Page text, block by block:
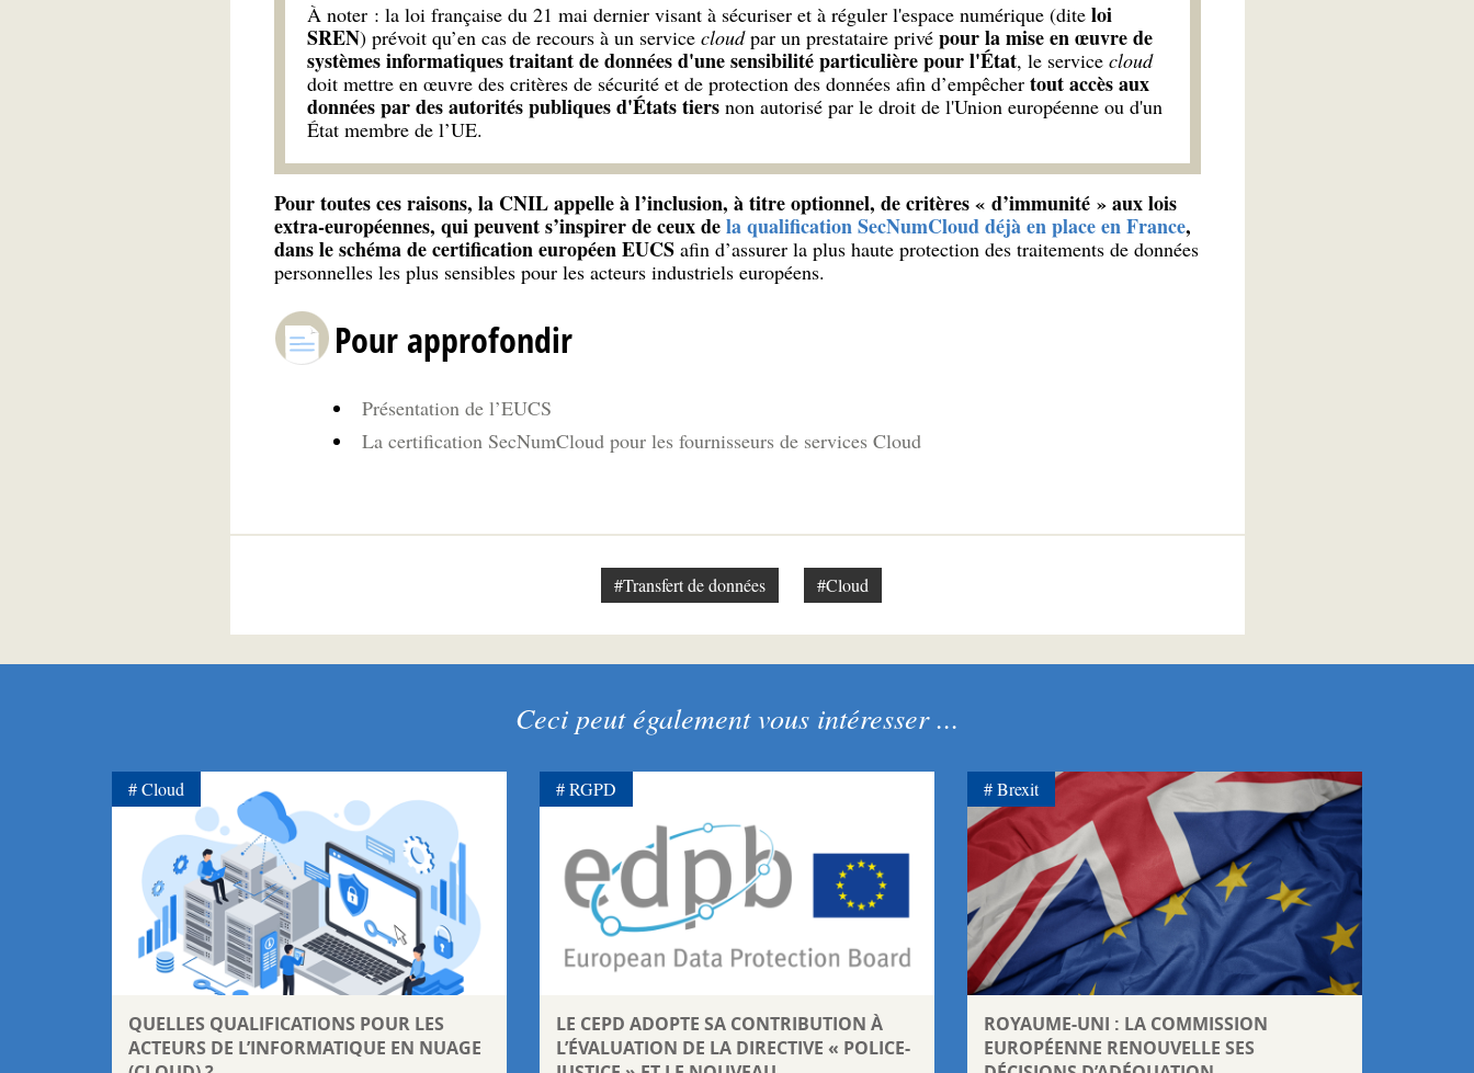
À noter : la loi française du 21 mai dernier visant à sécuriser et à réguler l'espace numérique (diteloi
SREN) prévoit qu’en cas de recours à un service cloudpar un prestataire privé pour la mise en œuvre de
systèmes informatiques traitant de données d'une sensibilité particulière pour l'État, le service cloud
doit mettre en œuvre des critères de sécurité et de protection des données afin d’empêcher tout accès aux
données par des autorités publiques d'États tiers non autorisé par le droit de l'Union européenne ou d'un
État membre de l’UE.
Pour toutes ces raisons, la CNIL appelle à l’inclusion, à titre optionnel, de critères « d’immunité » aux lois
extra-européennes, qui peuvent s’inspirer de ceux dela qualification SecNumCloud déjà en place en France,
dans le schéma de certification européen EUCSafin d’assurer la plus haute protection des traitements de données
personnelles les plus sensibles pour les acteurs industriels européens.
Pour approfondir
Présentation de l’EUCS
La certification SecNumCloud pour les fournisseurs de services Cloud
#Transfert de données #Cloud
Ceci peut également vous intéresser ...
QUELLES QUALIFICATIONS POUR LES
ACTEURS DE L’INFORMATIQUE EN NUAGE
Cloud
LE CEPD ADOPTE SA CONTRIBUTION À
L’ÉVALUATION DE LA DIRECTIVE « POLICE-
RGPD
ROYAUME-UNI : LA COMMISSION
EUROPÉENNE RENOUVELLE SES
Brexit